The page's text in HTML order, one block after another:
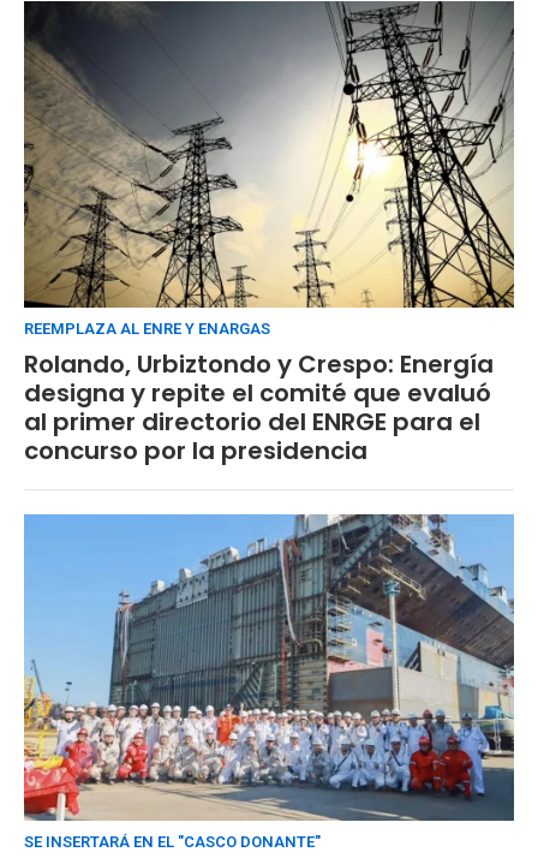
REEMPLAZA AL ENRE Y ENARGAS
Rolando, Urbiztondo y Crespo: Energía
designa y repite el comité que evaluó
al primer directorio del ENRGE para el
concurso por la presidencia
SE INSERTARÁ EN EL "CASCO DONANTE"